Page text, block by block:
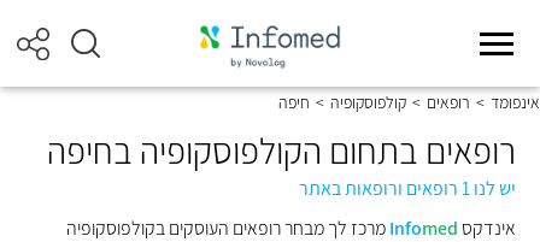
אינפומד > רופאים > קולפוסקופיה > חיפה
רופאים בתחום הקולפוסקופיה בחיפה
יש לנו 1 רופאים ורופאות באתר
אינדקס
Infomed
מרכז לך מבחר רופאים העוסקים בקולפוסקופיה